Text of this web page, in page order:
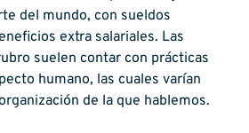
del mundo, con sueldos
extra salariales. Las
suelen contar con prácticas
humano, las cuales varían
de la que hablemos.